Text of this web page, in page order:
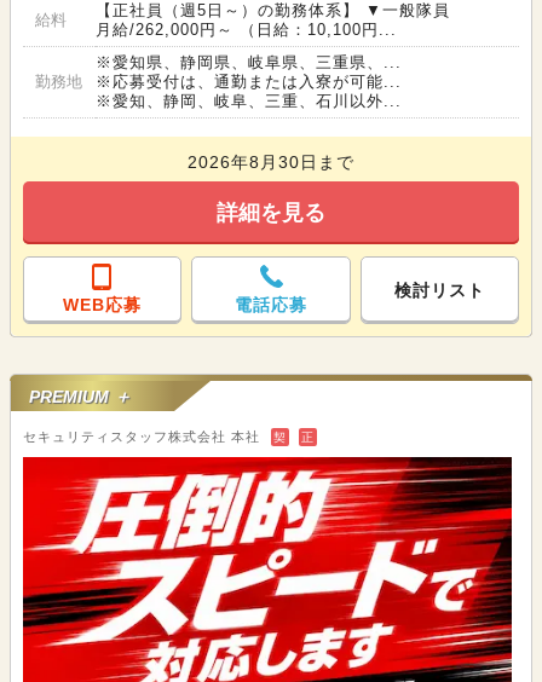
給料
【正社員（週5日～）の勤務体系】 ▼一般隊員
月給/262,000円～ （日給：10,100円...
勤務地
※愛知県、静岡県、岐阜県、三重県、...
※応募受付は、通勤または入寮が可能...
※愛知、静岡、岐阜、三重、石川以外...
2026年8月30日まで
詳細を見る
WEB応募 電話応募
検討リスト
PREMIUM ＋
セキュリティスタッフ株式会社 本社 契 正